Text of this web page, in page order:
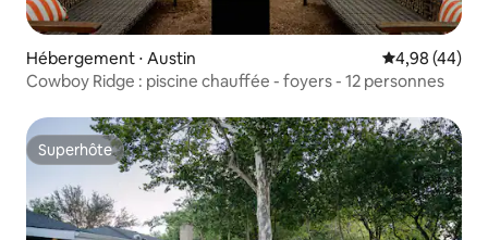
Hébergement ⋅ Austin Évaluation
4,98 (44)
Cowboy Ridge : piscine chauffée - foyers - 12 personnes
Superhôte
Superhôte